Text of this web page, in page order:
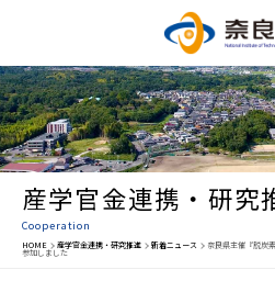
産学官金連携・研究
Cooperation
HOME 産学官金連携・研究推進 新着ニュース 奈良県主催『脱炭
参加しました